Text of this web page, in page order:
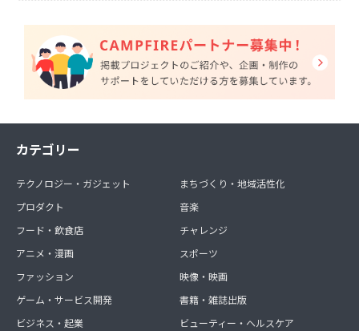
カテゴリー
テクノロジー・ガジェット
プロダクト
フード・飲食店
アニメ・漫画
ファッション
ゲーム・サービス開発
ビジネス・起業
まちづくり・地域活性化
音楽
チャレンジ
スポーツ
映像・映画
書籍・雑誌出版
ビューティー・ヘルスケア